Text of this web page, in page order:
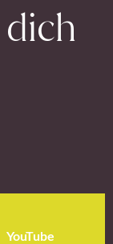
YouTube